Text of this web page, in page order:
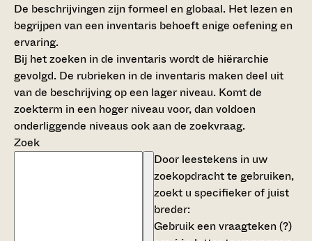
De beschrijvingen zijn formeel en globaal. Het lezen en
begrijpen van een inventaris behoeft enige oefening en
ervaring.
Bij het zoeken in de inventaris wordt de hiërarchie
gevolgd. De rubrieken in de inventaris maken deel uit
van de beschrijving op een lager niveau. Komt de
zoekterm in een hoger niveau voor, dan voldoen
onderliggende niveaus ook aan de zoekvraag.
Zoek
Door leestekens in uw
zoekopdracht te gebruiken,
zoekt u specifieker of juist
breder:
Gebruik eenvraagteken (?)